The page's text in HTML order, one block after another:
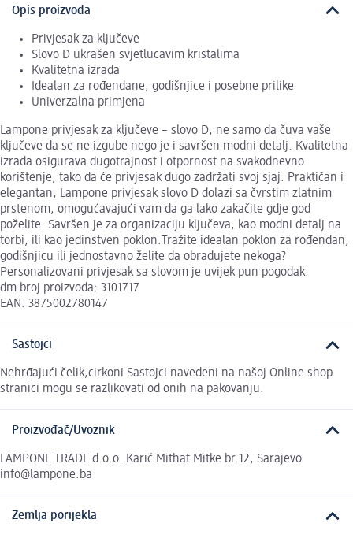
Opis proizvoda
Privjesak za ključeve
Slovo D ukrašen svjetlucavim kristalima
Kvalitetna izrada
Idealan za rođendane, godišnjice i posebne prilike
Univerzalna primjena
Lampone privjesak za ključeve – slovo D, ne samo da čuva vaše
ključeve da se ne izgube nego je i savršen modni detalj. Kvalitetna
izrada osigurava dugotrajnost i otpornost na svakodnevno
korištenje, tako da će privjesak dugo zadržati svoj sjaj. Praktičan i
elegantan, Lampone privjesak slovo D dolazi sa čvrstim zlatnim
prstenom, omogućavajući vam da ga lako zakačite gdje god
poželite. Savršen je za organizaciju ključeva, kao modni detalj na
torbi, ili kao jedinstven poklon.Tražite idealan poklon za rođendan,
godišnjicu ili jednostavno želite da obradujete nekoga?
Personalizovani privjesak sa slovom je uvijek pun pogodak.
dm broj proizvoda: 3101717
EAN: 3875002780147
Sastojci
Nehrđajući čelik,cirkoni Sastojci navedeni na našoj Online shop
stranici mogu se razlikovati od onih na pakovanju.
Proizvođač/Uvoznik
LAMPONE TRADE d.o.o. Karić Mithat Mitke br.12, Sarajevo
info@lampone.ba
Zemlja porijekla